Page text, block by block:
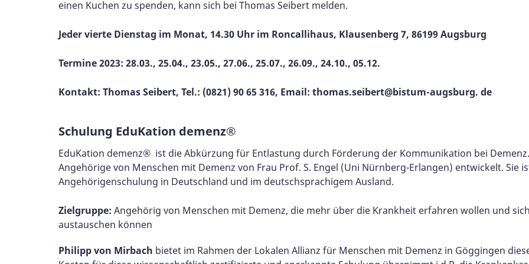
einen Kuchen zu spenden, kann sich bei Thomas Seibert melden.
Jeder vierte Dienstag im Monat, 14.30 Uhr im Roncallihaus, Klausenberg 7, 86199 Augsburg
Termine 2023: 28.03., 25.04., 23.05., 27.06., 25.07., 26.09., 24.10., 05.12.
Kontakt: Thomas Seibert, Tel.: (0821) 90 65 316, Email: thomas.seibert@bistum-augsburg. de
Schulung EduKation demenz®
EduKation demenz® ist die Abkürzung für Entlastung durch Förderung der Kommunikation bei
Angehörige von Menschen mit Demenz von Frau Prof. S. Engel (Uni Nürnberg-Erlangen) entwickelt. Sie
Angehörigenschulung in Deutschland und im deutschsprachigem Ausland.
Zielgruppe: Angehörig von Menschen mit Demenz, die mehr über die Krankheit erfahren wollen und
austauschen können
Philipp von Mirbach bietet im Rahmen der Lokalen Allianz für Menschen mit Demenz in Göggingen